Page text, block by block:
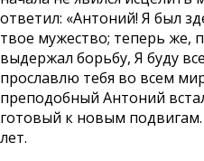
ответил: «Антоний! Я был
твое мужество; теперь же,
выдержал борьбу, Я буду
прославлю тебя во всем
преподобный Антоний
готовый к новым
лет.